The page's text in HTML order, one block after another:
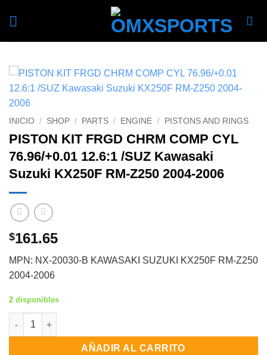
INICIO / SHOP / PARTS / ENGINE / PISTONS AND RINGS
PISTON KIT FRGD CHRM COMP CYL
76.96/+0.01 12.6:1 /SUZ Kawasaki
Suzuki KX250F RM-Z250 2004-2006
$161.65
MPN: NX-20030-B KAWASAKI SUZUKI KX250F RM-Z250
2004-2006
2 disponibles
PISTON KIT FRGD CHRM COMP CYL 76.96/+0.01 12.6:1 /SUZ
AÑADIR AL CARRITO